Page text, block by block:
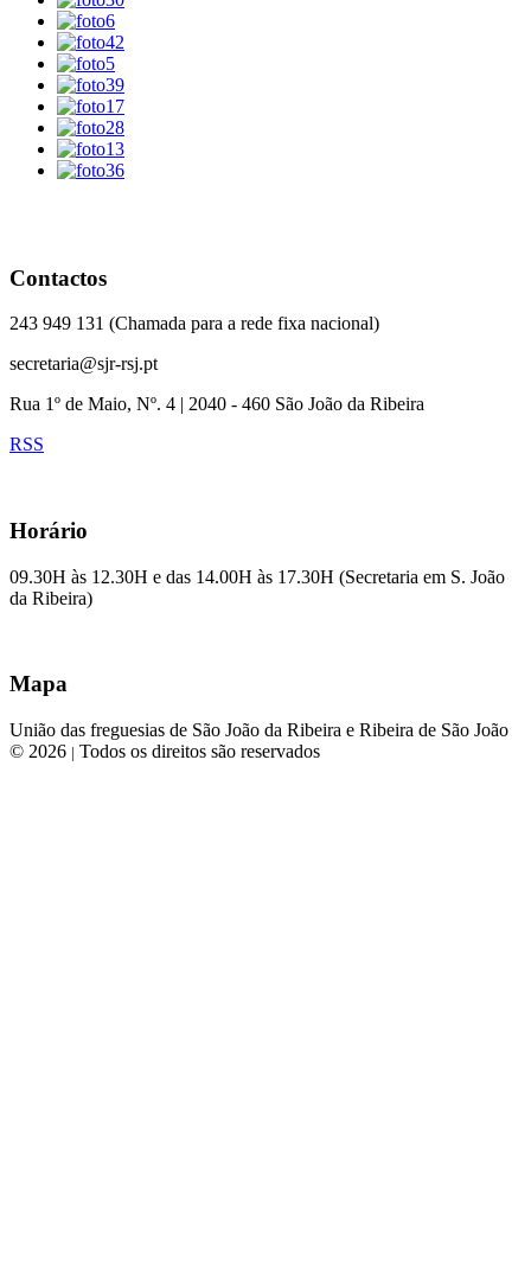
Contactos
243 949 131 (Chamada para a rede fixa nacional)
secretaria@sjr-rsj.pt
Rua 1º de Maio, Nº. 4 | 2040 - 460 São João da Ribeira
RSS
Horário
09.30H às 12.30H e das 14.00H às 17.30H (Secretaria em S. João
da Ribeira)
Mapa
União das freguesias de São João da Ribeira e Ribeira de São João
© 2026 | Todos os direitos são reservados